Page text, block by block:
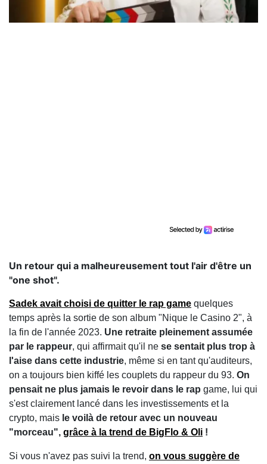
Un retour qui a malheureusement tout l'air d'être un
"one shot".
Sadek avait choisi de quitter le rap game quelques
temps après la sortie de son album "Nique le Casino 2", à
la fin de l'année 2023. Une retraite pleinement assumée
par le rappeur, qui affirmait qu'il ne se sentait plus trop à
l'aise dans cette industrie, même si en tant qu'auditeurs,
on a toujours bien kiffé les couplets du rappeur du 93. On
pensait ne plus jamais le revoir dans le rap game, lui qui
s'est clairement lancé dans les investissements et la
crypto, mais le voilà de retour avec un nouveau
"morceau", grâce à la trend de BigFlo & Oli !
Si vous n'avez pas suivi la trend, on vous suggère de